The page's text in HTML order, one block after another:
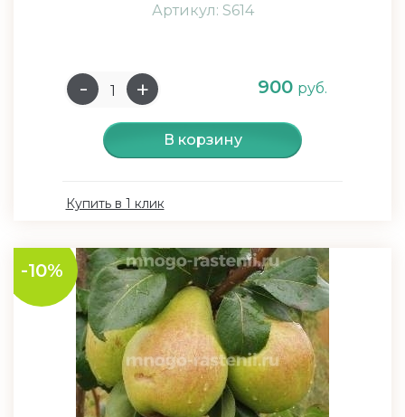
Артикул: S614
900 руб.
В корзину
Купить в 1 клик
-10%